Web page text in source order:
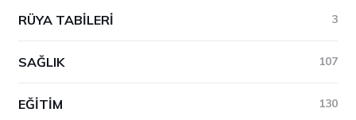
RÜYA TABILERI 3
SAĞLIK 107
EĞITIM 130